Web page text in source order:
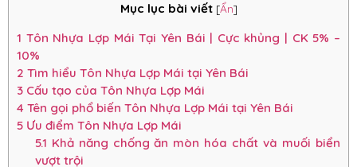
Mục lục bài viết [Ẩn]
1 Tôn Nhựa Lợp Mái Tại Yên Bái | Cực khủng | CK 5% –
10%
2 Tìm hiểu Tôn Nhựa Lợp Mái tại Yên Bái
3 Cấu tạo của Tôn Nhựa Lợp Mái
4 Tên gọi phổ biến Tôn Nhựa Lợp Mái tại Yên Bái
5 Ưu điểm Tôn Nhựa Lợp Mái
5.1 Khả năng chống ăn mòn hóa chất và muối biển
vượt trội